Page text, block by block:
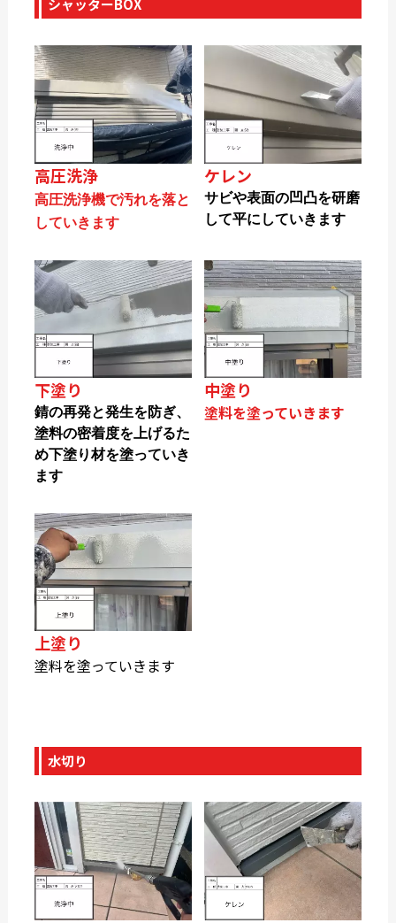
シャッターBOX
高圧洗浄
高圧洗浄機で汚れを落と
していきます
ケレン
サビや表面の凹凸を研磨
して平にしていきます
下塗り
錆の再発と発生を防ぎ、
塗料の密着度を上げるた
め下塗り材を塗っていき
ます
中塗り
塗料を塗っていきます
上塗り
塗料を塗っていきます
水切り